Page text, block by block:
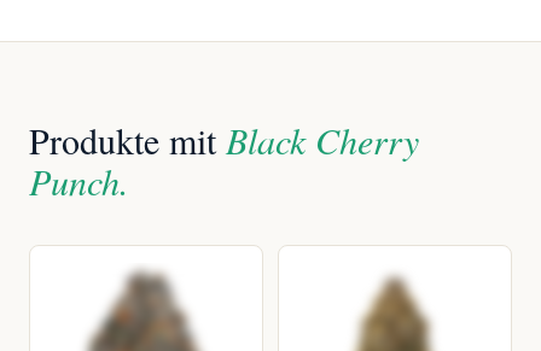
Produkte mitBlack Cherry
Punch.